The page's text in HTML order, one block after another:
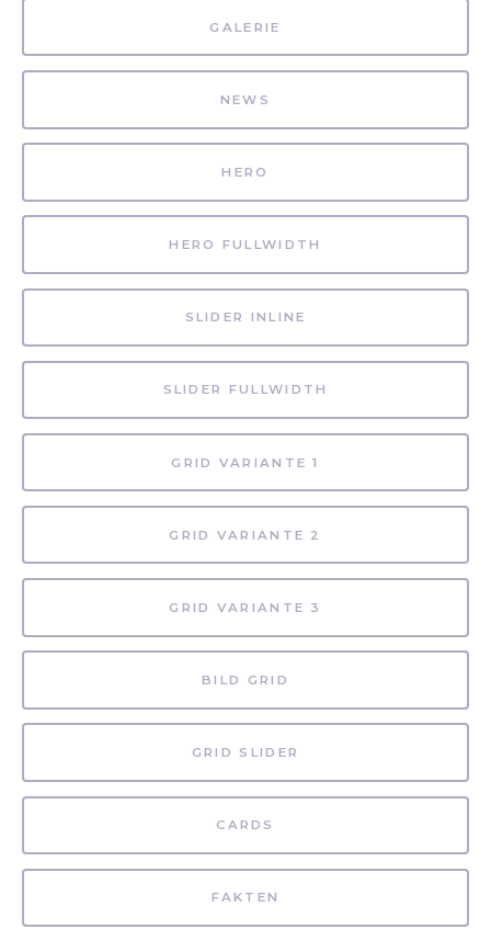
GALERIE
NEWS
HERO
HERO FULLWIDTH
SLIDER INLINE
SLIDER FULLWIDTH
GRID VARIANTE 1
GRID VARIANTE 2
GRID VARIANTE 3
BILD GRID
GRID SLIDER
CARDS
FAKTEN